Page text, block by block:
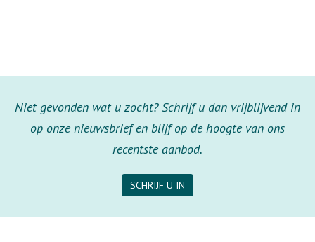
Niet gevonden wat u zocht? Schrijf u dan vrijblijvend in
op onze nieuwsbrief en blijf op de hoogte van ons
recentste aanbod.
SCHRIJF U IN